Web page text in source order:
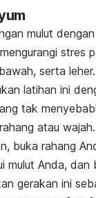
mulut
stres
serta leher.
latihan ini
tak
rahang atau wajah.
buka rahang
mulut Anda, dan
gerakan ini